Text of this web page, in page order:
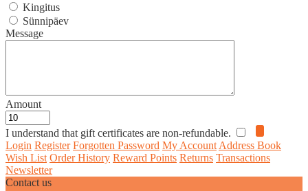
Kingitus
Sünnipäev
Message
Amount
I understand that gift certificates are non-refundable.
Login Register Forgotten Password My Account Address Book
Wish List Order History Reward Points Returns Transactions
Newsletter
Contact us